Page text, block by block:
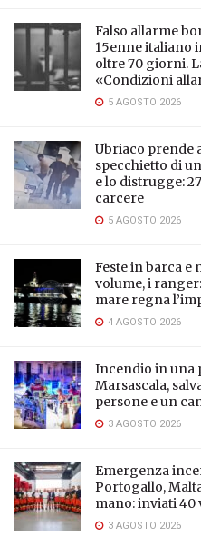
Falso allarme
15enne italiano
oltre 70 giorni.
«Condizioni
5 AGOSTO 2026
Ubriaco prende
specchietto di
e lo distrugge:
carcere
5 AGOSTO 2026
Feste in barca e
volume, i
mare regna
4 AGOSTO 2026
Incendio in una
Marsascala,
persone e un
3 AGOSTO 2026
Emergenza
Portogallo,
mano: inviati 40
3 AGOSTO 2026